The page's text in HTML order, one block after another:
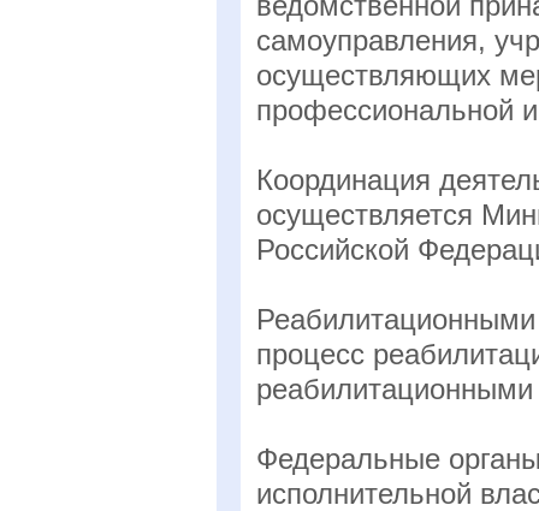
самоуправления,
осуществляющих
профессиональной
Координация
осуществляется
Российской
процесс
Федеральные
исполнительной